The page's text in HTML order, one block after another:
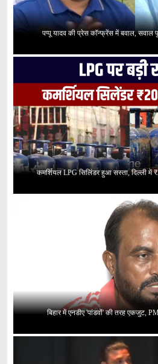
पप्पू यादव की प्रेस कॉन्फ्रेंस में बवाल, सवाल
कमर्शियल LPG सिलिंडर हुआ सस्ता, दिल्ली में
बिहार में एनडीए 'पांडवों' की तरह एकजुट,